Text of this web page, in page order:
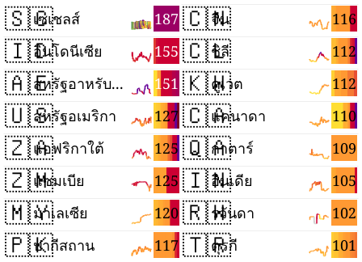
🇸🇨 187
เซเชลส์
🇮🇩 155
อินโดนีเซีย
🇦🇪 151
สหรัฐอาหรับเอมิเรตส์
🇺🇸 127
สหรัฐอเมริกา
🇿🇦 125
แอฟริกาใต้
🇿🇲 125
แซมเบีย
🇲🇾 120
มาเลเซีย
🇵🇰 117
ปากีสถาน
🇨🇳 116
จีน
🇨🇱 112
ชิลี
🇰🇼 112
คูเวต
🇨🇦 110
แคนาดา
🇶🇦 109
กาตาร์
🇮🇳 105
อินเดีย
🇷🇼 102
รวันดา
🇹🇷 101
ตุรกี